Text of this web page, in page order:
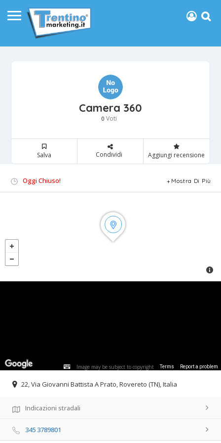
Camera 360
0 Voti
Salva Condividi Aggiungi recensione
Oggi Chiuso! Mostra Di Più
Image may be subject to copyright Terms Report a problem
22, Via Giovanni Battista A Prato, Rovereto (TN), Italia
Indicazioni stradali
345 3789801